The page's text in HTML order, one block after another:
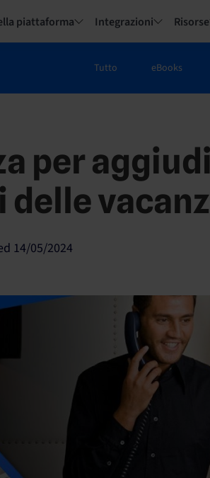
piattaforma Integrazioni Risorse
Tutto eBooks
per
14/05/2024